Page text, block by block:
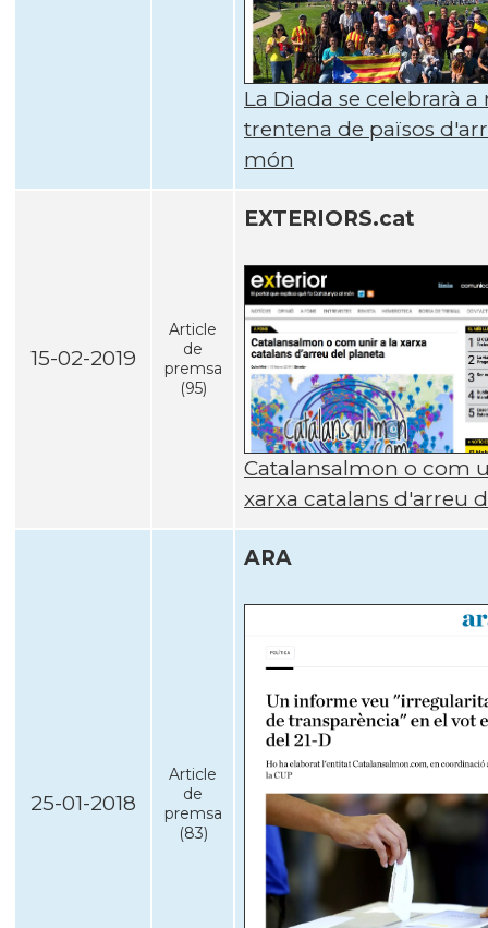
La Diada se celebrarà
trentena de països
món
15-02-2019
Article
de
premsa
(95)
EXTERIORS.cat
Catalansalmon o com
xarxa catalans d'arreu
25-01-2018
Article
de
premsa
(83)
ARA